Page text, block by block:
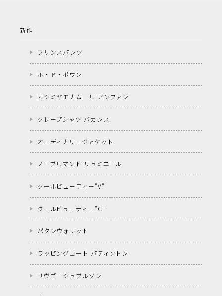
新作
プリンスパンツ
ル・ド・ポワン
カシミヤモナムール アンファン
クレープシャツ バカンス
オーディナリージャケット
ノーブルマント リュミエール
クールビューティー"V"
クールビューティー"C"
パタンウォレット
ラッピングコート パディントン
リヴゴーシュブルゾン